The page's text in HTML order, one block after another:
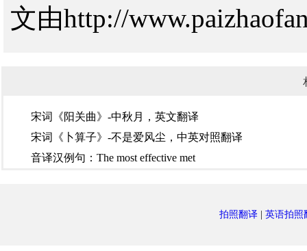
文由http://
宋词《阳关曲》-中秋月，英文翻译
宋词《卜算子》-不是爱风尘，中英对照翻译
音译汉例句：The most effective met
拍照翻译| 英语拍照